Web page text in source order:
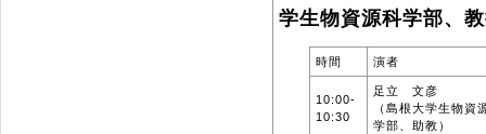
学生物資源科学部、
時間 演者
10:00-
10:30
足立 文彦
（島根大学生物資
学部、助教）